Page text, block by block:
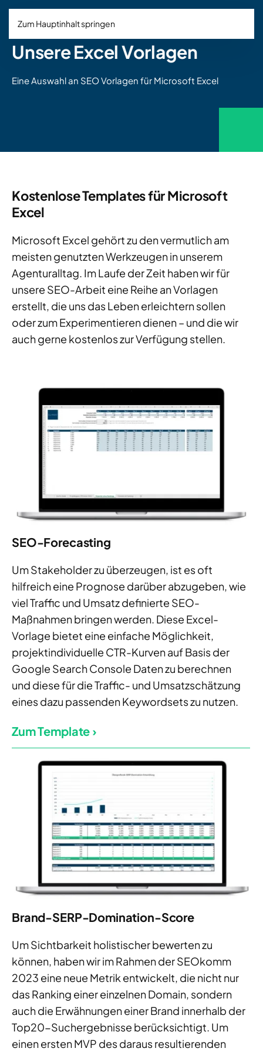
Zum Hauptinhalt springen
Unsere Excel Vorlagen
Eine Auswahl an SEO Vorlagen für Microsoft Excel
Kostenlose Templates für Microsoft
Excel
Microsoft Excel gehört zu den vermutlich am
meisten genutzten Werkzeugen in unserem
Agenturalltag. Im Laufe der Zeit haben wir für
unsere SEO-Arbeit eine Reihe an Vorlagen
erstellt, die uns das Leben erleichtern sollen
oder zum Experimentieren dienen – und die wir
auch gerne kostenlos zur Verfügung stellen.
SEO-Forecasting
Um Stakeholder zu überzeugen, ist es oft
hilfreich eine Prognose darüber abzugeben, wie
viel Traffic und Umsatz definierte SEO-
Maßnahmen bringen werden. Diese Excel-
Vorlage bietet eine einfache Möglichkeit,
projektindividuelle CTR-Kurven auf Basis der
Google Search Console Daten zu berechnen
und diese für die Traffic- und Umsatzschätzung
eines dazu passenden Keywordsets zu nutzen.
Zum Template ›
Brand-SERP-Domination-Score
Um Sichtbarkeit holistischer bewerten zu
können, haben wir im Rahmen der SEOkomm
2023 eine neue Metrik entwickelt, die nicht nur
das Ranking einer einzelnen Domain, sondern
auch die Erwähnungen einer Brand innerhalb der
Top20-Suchergebnisse berücksichtigt. Um
einen ersten MVP des daraus resultierenden